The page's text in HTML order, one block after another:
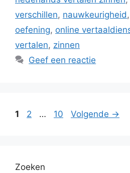
verschillen, nauwkeurigheid,
oefening, online
vertalen, zinnen
Geef een reactie
Pagina
1 Pagina
2 … Pagina
10 Volgende →
Zoeken